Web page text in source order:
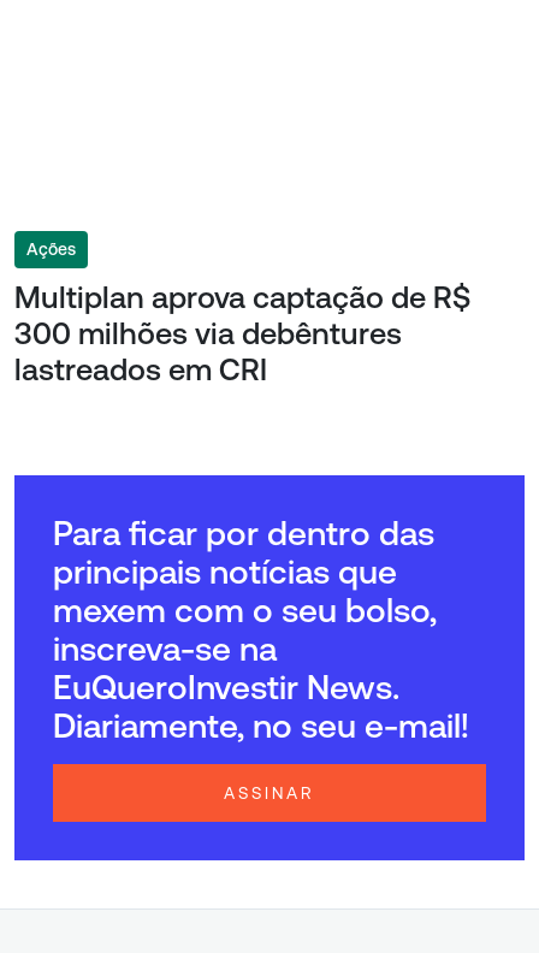
Ações
Multiplan aprova captação de R$
300 milhões via debêntures
lastreados em CRI
Para ficar por dentro das
principais notícias que
mexem com o seu bolso,
inscreva-se na
EuQueroInvestir News.
Diariamente, no seu e-mail!
ASSINAR